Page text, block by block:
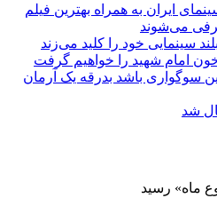
ایران به همراه بهترین فیلم
می‌شوند
سینمایی خود را کلید می‌زند
امام شهید را خواهیم گرفت
سوگواری باشد بدرقه یک آرمان
شد